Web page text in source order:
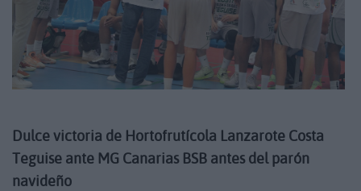
Dulce victoria de Hortofrutícola Lanzarote Costa
Teguise ante MG Canarias BSB antes del parón
navideño